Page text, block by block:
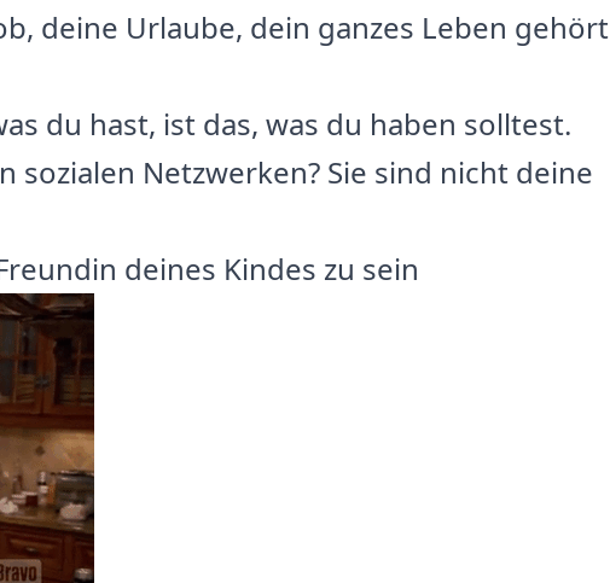
deine Urlaube, dein ganzes Leben gehört
du hast, ist das, was du haben solltest.
sozialen Netzwerken? Sie sind nicht deine
deines Kindes zu sein